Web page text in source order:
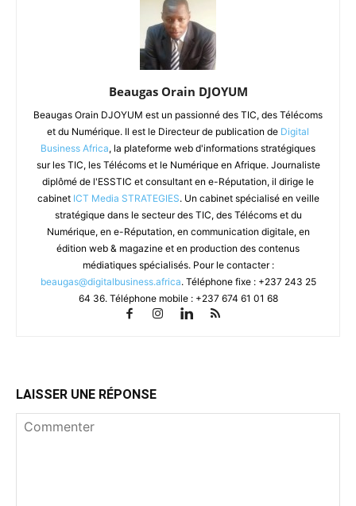
Beaugas Orain DJOYUM
Beaugas Orain DJOYUM est un passionné des TIC, des Télécoms
et du Numérique. Il est le Directeur de publication de Digital
Business Africa, la plateforme web d'informations stratégiques
sur les TIC, les Télécoms et le Numérique en Afrique. Journaliste
diplômé de l'ESSTIC et consultant en e-Réputation, il dirige le
cabinet ICT Media STRATEGIES. Un cabinet spécialisé en veille
stratégique dans le secteur des TIC, des Télécoms et du
Numérique, en e-Réputation, en communication digitale, en
édition web & magazine et en production des contenus
médiatiques spécialisés. Pour le contacter :
beaugas@digitalbusiness.africa. Téléphone fixe : +237 243 25
64 36. Téléphone mobile : +237 674 61 01 68
LAISSER UNE RÉPONSE